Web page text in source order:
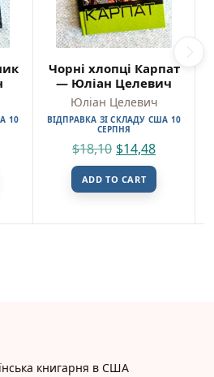
10
Чорні хлопці Карпат
— Юліан Целевич
Юліан Целевич
ВІДПРАВКА ЗІ СКЛАДУ США 10
СЕРПНЯ
$18,10 $14,48
ADD TO CART
книгарня в США